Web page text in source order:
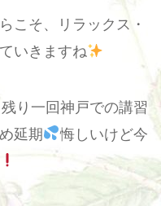
こそ、リラックス・
いきますね
残り一回神戸での講習
延期
悔しいけど今